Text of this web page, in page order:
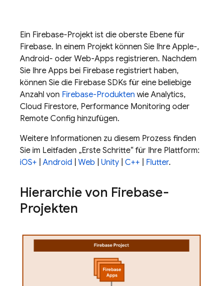
Ein Firebase-Projekt ist die oberste Ebene für
Firebase. In einem Projekt können Sie Ihre Apple-,
Android- oder Web-Apps registrieren. Nachdem
Sie Ihre Apps bei Firebase registriert haben,
können Sie die Firebase SDKs für eine beliebige
Anzahl von Firebase-Produkten wie Analytics,
Cloud Firestore, Performance Monitoring oder
Remote Config hinzufügen.
Weitere Informationen zu diesem Prozess finden
Sie im Leitfaden „Erste Schritte“ für Ihre Plattform:
iOS+
Android Web Unity C++ Flutter.
Hierarchie von Firebase-
Projekten